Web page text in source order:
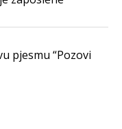
pjesmu “Pozovi